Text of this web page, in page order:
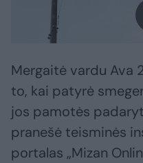
Mergaitė vardu Ava
to, kai patyrė
jos pamotės
pranešė teisminės
portalas „Mizan